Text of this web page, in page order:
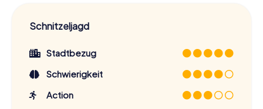
Schnitzeljagd
Stadtbezug
Schwierigkeit
Action